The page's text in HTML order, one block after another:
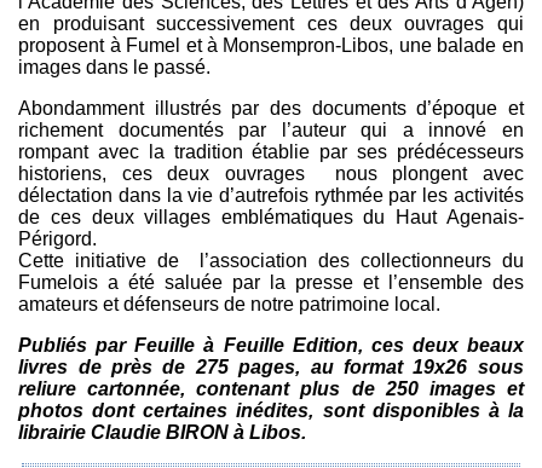
en produisant successivement ces deux ouvrages qui
proposent à Fumel et à Monsempron-Libos, une balade en
images dans le passé.
Abondamment illustrés par des documents d’époque et
richement documentés par l’auteur qui a innové en
rompant avec la tradition établie par ses prédécesseurs
historiens, ces deux ouvrages nous plongent avec
délectation dans la vie d’autrefois rythmée par les activités
de ces deux villages emblématiques du Haut Agenais-
Périgord.
Cette initiative de l’association des collectionneurs du
Fumelois a été saluée par la presse et l’ensemble des
amateurs et défenseurs de notre patrimoine local.
Publiés par Feuille à Feuille Edition, ces deux beaux
livres de près de 275 pages, au format 19x26 sous
reliure cartonnée, contenant plus de 250 images et
photos dont certaines inédites, sont disponibles à la
librairie Claudie BIRON à Libos.